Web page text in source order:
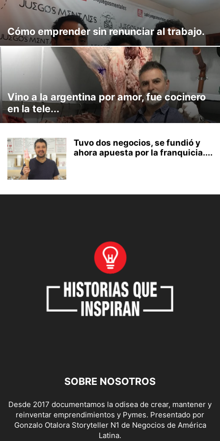
ULTIMO PROGRAMA VENTAS IMPOSIBLES
Cómo emprender sin renunciar al trabajo.
Vino a la argentina por amor, fue cocinero
en la tele...
Tuvo dos negocios, se fundió y
ahora apuesta por la franquicia....
SOBRE NOSOTROS
Desde 2017 documentamos la odisea de crear, mantener y
reinventar emprendimientos y Pymes. Presentado por
Gonzalo Otalora Storyteller N1 de Negocios de América
Latina.